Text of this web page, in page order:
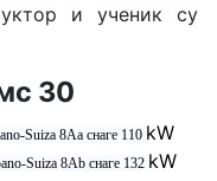
и ученик су
30
Suiza 8Aa снаге 110 kW
Suiza 8Ab снаге 132 kW